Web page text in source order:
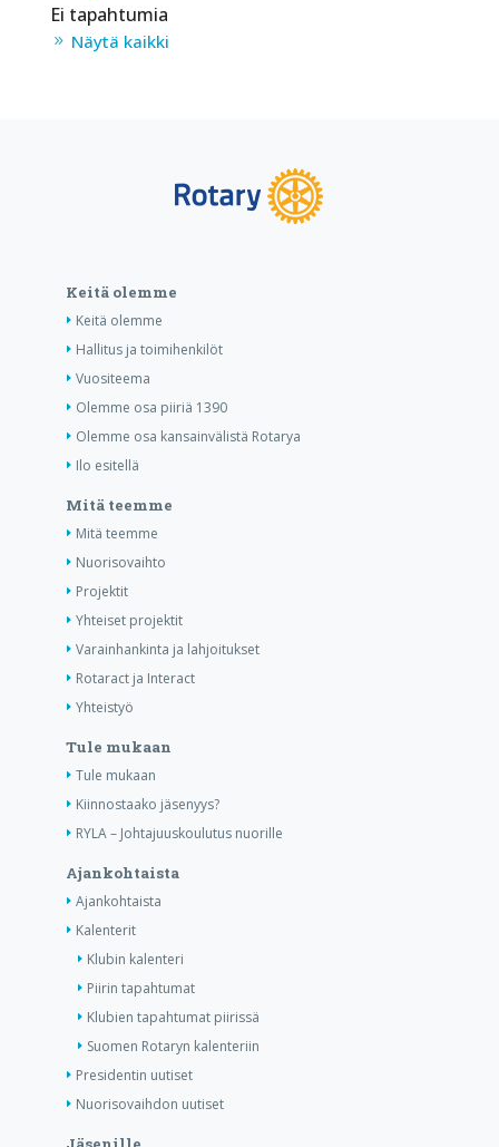
Ei tapahtumia
Näytä kaikki
Keitä olemme
Keitä olemme
Hallitus ja toimihenkilöt
Vuositeema
Olemme osa piiriä 1390
Olemme osa kansainvälistä Rotarya
Ilo esitellä
Mitä teemme
Mitä teemme
Nuorisovaihto
Projektit
Yhteiset projektit
Varainhankinta ja lahjoitukset
Rotaract ja Interact
Yhteistyö
Tule mukaan
Tule mukaan
Kiinnostaako jäsenyys?
RYLA – Johtajuuskoulutus nuorille
Ajankohtaista
Ajankohtaista
Kalenterit
Klubin kalenteri
Piirin tapahtumat
Klubien tapahtumat piirissä
Suomen Rotaryn kalenteriin
Presidentin uutiset
Nuorisovaihdon uutiset